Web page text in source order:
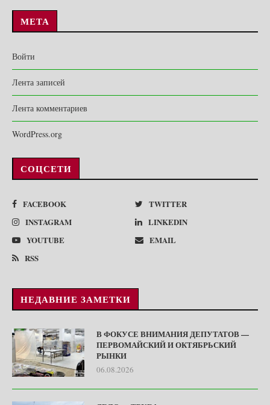
МЕТА
Войти
Лента записей
Лента комментариев
WordPress.org
СОЦСЕТИ
FACEBOOK
TWITTER
INSTAGRAM
LINKEDIN
YOUTUBE
EMAIL
RSS
НЕДАВНИЕ ЗАМЕТКИ
В ФОКУСЕ ВНИМАНИЯ ДЕПУТАТОВ —
ПЕРВОМАЙСКИЙ И ОКТЯБРЬСКИЙ
РЫНКИ
06.08.2026